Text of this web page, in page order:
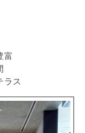
富
ラス